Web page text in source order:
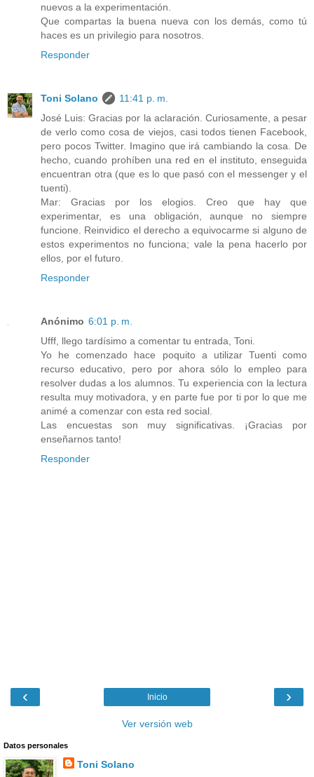
nuevos a la experimentación.
Que compartas la buena nueva con los demás, como tú
haces es un privilegio para nosotros.
Responder
Toni Solano
11:41 p. m.
José Luis: Gracias por la aclaración. Curiosamente, a pesar
de verlo como cosa de viejos, casi todos tienen Facebook,
pero pocos Twitter. Imagino que irá cambiando la cosa. De
hecho, cuando prohíben una red en el instituto, enseguida
encuentran otra (que es lo que pasó con el messenger y el
tuenti).
Mar: Gracias por los elogios. Creo que hay que
experimentar, es una obligación, aunque no siempre
funcione. Reinvidico el derecho a equivocarme si alguno de
estos experimentos no funciona; vale la pena hacerlo por
ellos, por el futuro.
Responder
Anónimo 6:01 p. m.
Ufff, llego tardísimo a comentar tu entrada, Toni.
Yo he comenzado hace poquito a utilizar Tuenti como
recurso educativo, pero por ahora sólo lo empleo para
resolver dudas a los alumnos. Tu experiencia con la lectura
resulta muy motivadora, y en parte fue por ti por lo que me
animé a comenzar con esta red social.
Las encuestas son muy significativas. ¡Gracias por
enseñarnos tanto!
Responder
‹ ›
Inicio
Ver versión web
Datos personales
Toni Solano